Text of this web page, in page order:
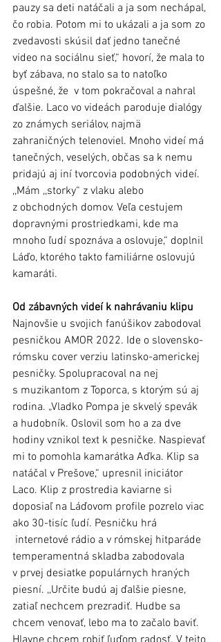
pauzy sa deti natáčali a ja som nechápal,
čo robia. Potom mi to ukázali a ja som zo
zvedavosti skúsil dať jedno tanečné
video na sociálnu sieť,“ hovorí, že mala to
byť zábava, no stalo sa to natoľko
úspešné, že  v tom pokračoval a nahral
ďalšie. Laco vo videách paroduje dialógy
zo známych seriálov, najmä
zahraničných telenoviel. Mnoho videí má
tanečných, veselých, občas sa k nemu
pridajú aj iní tvorcovia podobných videí.
,,Mám ,,storky“ z vlaku alebo
z obchodných domov. Veľa cestujem
dopravnými prostriedkami, kde ma
mnoho ľudí spoznáva a oslovuje,“ doplnil
Láďo, ktorého takto familiárne oslovujú
kamaráti.
Od zábavných videí k nahrávaniu klipu
Najnovšie u svojich fanúšikov zabodoval
pesničkou AMOR 2022. Ide o slovensko-
rómsku cover verziu latinsko-americkej
pesničky. Spolupracoval na nej
s muzikantom z Toporca, s ktorým sú aj
rodina. „Vladko Pompa je skvelý spevák
a hudobník. Oslovil som ho a za dve
hodiny vznikol text k pesničke. Naspievať
mi to pomohla kamarátka Aďka. Klip sa
natáčal v Prešove,“ upresnil iniciátor
Laco. Klip z prostredia kaviarne si
doposiaľ na Láďovom profile pozrelo viac
ako 30-tisíc ľudí. Pesničku hrá
internetové rádio a v rómskej hitparáde
temperamentná skladba zabodovala
v prvej desiatke populárnych hraných
piesní. ,,Určite budú aj ďalšie piesne,
zatiaľ nechcem prezradiť. Hudbe sa
chcem venovať, lebo ma to začalo baviť.